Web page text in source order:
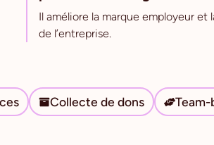
Il améliore la marque employeur
de l’entreprise.
Collecte de dons Team-